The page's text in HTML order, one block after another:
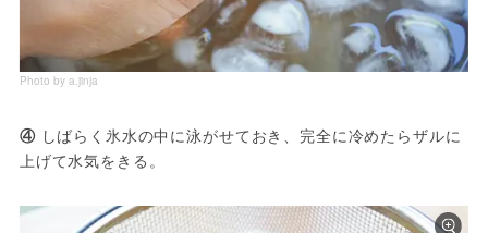
Photo by a.jinja
④ しばらく氷水の中に泳がせておき、完全に冷めたらザルに
上げて水気をきる。